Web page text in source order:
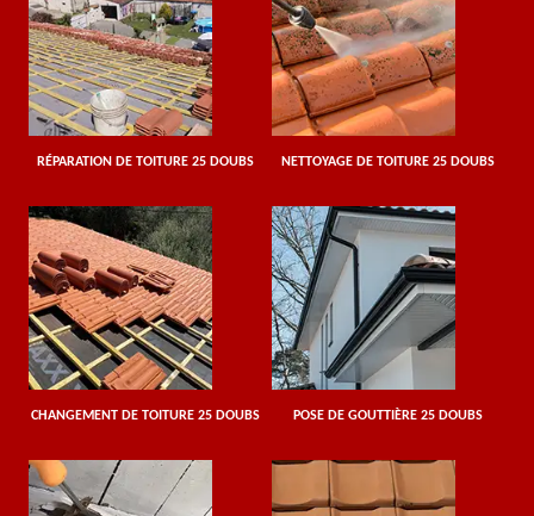
RÉPARATION DE TOITURE 25 DOUBS NETTOYAGE DE TOITURE 25 DOUBS
CHANGEMENT DE TOITURE 25 DOUBS POSE DE GOUTTIÈRE 25 DOUBS